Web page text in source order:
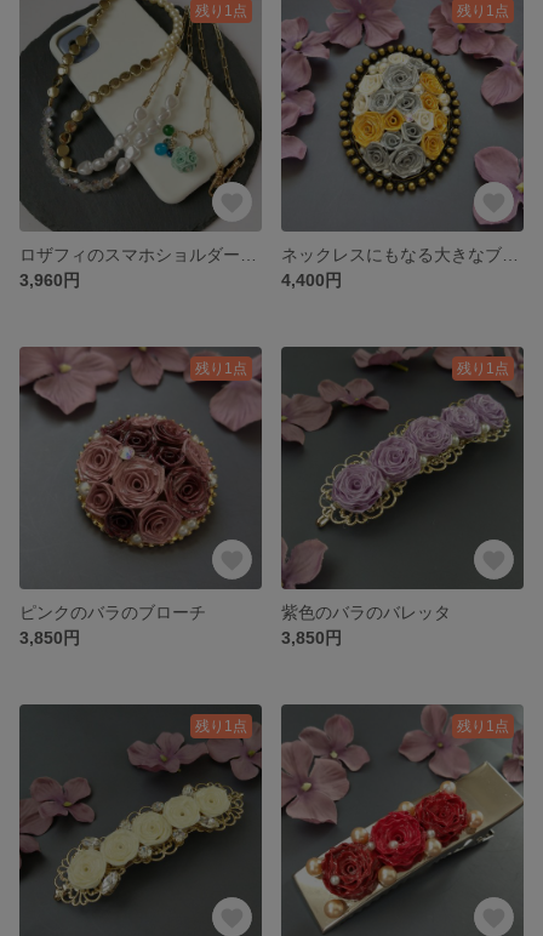
残り1点
3,960円
残り1点
4,400円
残り1点
ピンクのバラのブローチ
3,850円
残り1点
紫色のバラのバレッタ
3,850円
残り1点 残り1点